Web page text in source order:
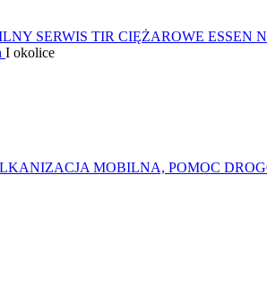
SERWIS TIR CIĘŻAROWE
I okolice
MOBILNA, POMOC